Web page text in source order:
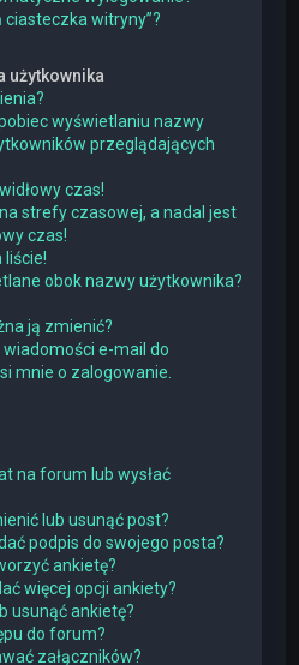
ciasteczka witryny”?
użytkownika
wyświetlaniu nazwy
przeglądających
czas!
strefy czasowej, a nadal jest
czas!
liście!
obok nazwy użytkownika?
ją zmienić?
wiadomości e-mail do
mnie o zalogowanie.
na forum lub wysłać
lub usunąć post?
podpis do swojego posta?
ankietę?
więcej opcji ankiety?
usunąć ankietę?
do forum?
załączników?